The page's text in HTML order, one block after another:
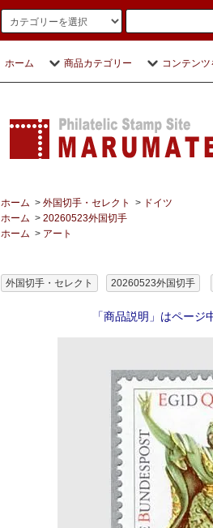
ホーム 商品カテゴリー コンテンツ
ホーム > 外国切手・セレクト > ドイツ
ホーム > 20260523外国切手
ホーム > アート
外国切手・セレクト 20260523外国切手
「商品説明」はページ